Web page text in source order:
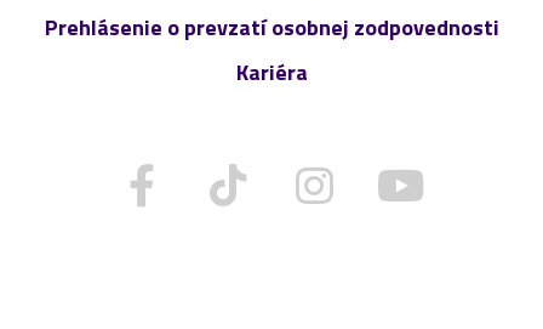
Prehlásenie o prevzatí osobnej zodpovednosti
Kariéra